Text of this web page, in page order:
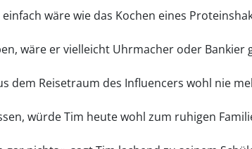
wäre wie das Kochen eines
wäre er vielleicht Uhrmacher oder
dem Reisetraum des Influencers wohl nie
würde Tim heute wohl zum ruhigen